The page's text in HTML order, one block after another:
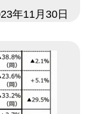
年11月30日